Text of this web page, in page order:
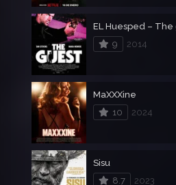
EL Huesped – The
9
2014
MaXXXine
10
2024
Sisu
8.7
2023